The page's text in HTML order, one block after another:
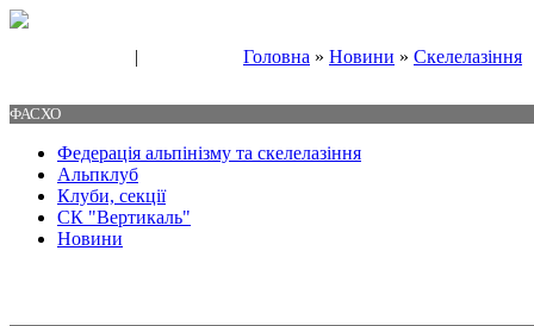
| Головна » Новини » Скелелазіння
ФАСХО
Федерація альпінізму та скелелазіння
Альпклуб
Клуби, секції
СК "Вертикаль"
Новини